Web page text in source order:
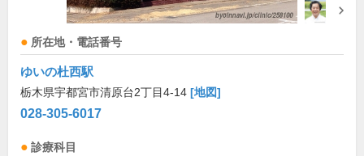
所在地・電話番号
ゆいの杜西駅
栃木県宇都宮市清原台2丁目4-14 [地図]
028-305-6017
診療科目